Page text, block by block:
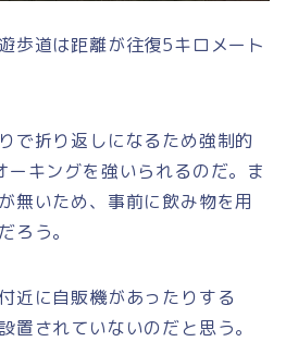
歩道は距離が往復5キロメート
で折り返しになるため強制的
ーキングを強いられるのだ。ま
無いため、事前に飲み物を用
ろう。
近に自販機があったりする
置されていないのだと思う。